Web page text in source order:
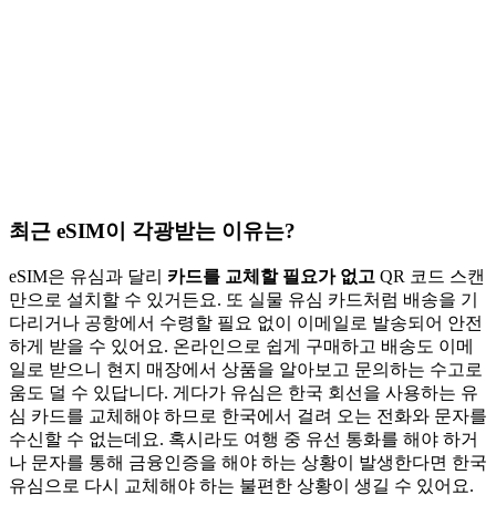
최근 eSIM이 각광받는 이유는?
eSIM은 유심과 달리 카드를 교체할 필요가 없고 QR 코드 스캔
만으로 설치할 수 있거든요. 또 실물 유심 카드처럼 배송을 기
다리거나 공항에서 수령할 필요 없이 이메일로 발송되어 안전
하게 받을 수 있어요. 온라인으로 쉽게 구매하고 배송도 이메
일로 받으니 현지 매장에서 상품을 알아보고 문의하는 수고로
움도 덜 수 있답니다. 게다가 유심은 한국 회선을 사용하는 유
심 카드를 교체해야 하므로 한국에서 걸려 오는 전화와 문자를
수신할 수 없는데요. 혹시라도 여행 중 유선 통화를 해야 하거
나 문자를 통해 금융인증을 해야 하는 상황이 발생한다면 한국
유심으로 다시 교체해야 하는 불편한 상황이 생길 수 있어요.